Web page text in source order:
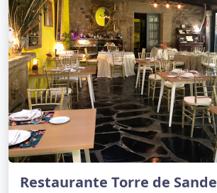
Restaurante Torre de Sande